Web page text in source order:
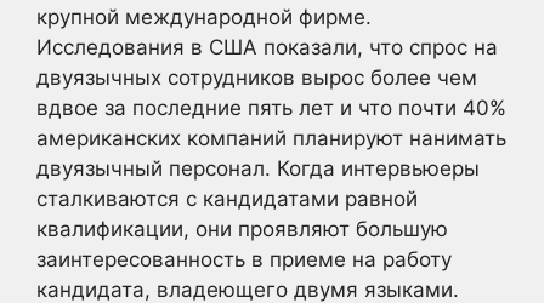
крупной международной фирме.
Исследования в США показали, что спрос на
двуязычных сотрудников вырос более чем
вдвое за последние пять лет и что почти 40%
американских компаний планируют нанимать
двуязычный персонал. Когда интервьюеры
сталкиваются с кандидатами равной
квалификации, они проявляют большую
заинтересованность в приеме на работу
кандидата, владеющего двумя языками.